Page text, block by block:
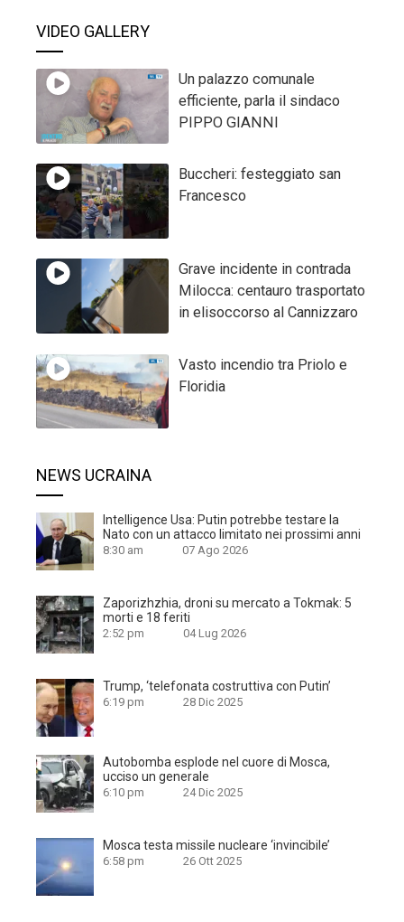
VIDEO GALLERY
Un palazzo comunale
efficiente, parla il sindaco
PIPPO GIANNI
Buccheri: festeggiato san
Francesco
Grave incidente in contrada
Milocca: centauro trasportato
in elisoccorso al Cannizzaro
Vasto incendio tra Priolo e
Floridia
NEWS UCRAINA
Intelligence Usa: Putin potrebbe testare la
Nato con un attacco limitato nei prossimi anni
8:30 am 07 Ago 2026
Zaporizhzhia, droni su mercato a Tokmak: 5
morti e 18 feriti
2:52 pm 04 Lug 2026
Trump, ‘telefonata costruttiva con Putin’
6:19 pm 28 Dic 2025
Autobomba esplode nel cuore di Mosca,
ucciso un generale
6:10 pm 24 Dic 2025
Mosca testa missile nucleare ‘invincibile’
6:58 pm 26 Ott 2025